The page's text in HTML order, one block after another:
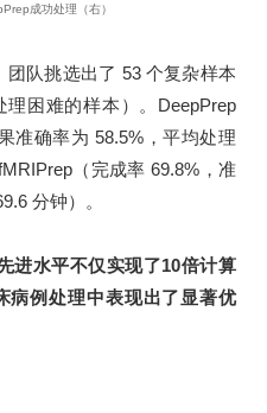
成功处理（右）
团队挑选出了 53 个复杂样本
理困难的样本）。DeepPrep
准确率为 58.5%，平均处理
（完成率 69.8%，准
分钟）。
进水平不仅实现了10倍计算
病例处理中表现出了显著优